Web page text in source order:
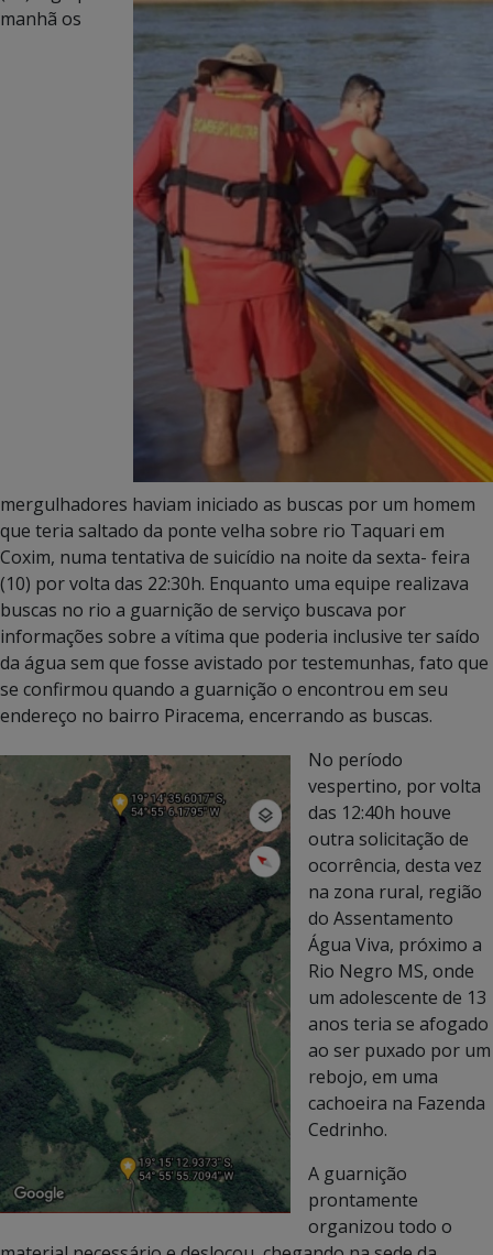
manhã os
mergulhadores haviam iniciado as buscas por um homem
que teria saltado da ponte velha sobre rio Taquari em
Coxim, numa tentativa de suicídio na noite da sexta- feira
(10) por volta das 22:30h. Enquanto uma equipe realizava
buscas no rio a guarnição de serviço buscava por
informações sobre a vítima que poderia inclusive ter saído
da água sem que fosse avistado por testemunhas, fato que
se confirmou quando a guarnição o encontrou em seu
endereço no bairro Piracema, encerrando as buscas.
No período
vespertino, por volta
das 12:40h houve
outra solicitação de
ocorrência, desta vez
na zona rural, região
do Assentamento
Água Viva, próximo a
Rio Negro MS, onde
um adolescente de 13
anos teria se afogado
ao ser puxado por um
rebojo, em uma
cachoeira na Fazenda
Cedrinho.
A guarnição
prontamente
organizou todo o